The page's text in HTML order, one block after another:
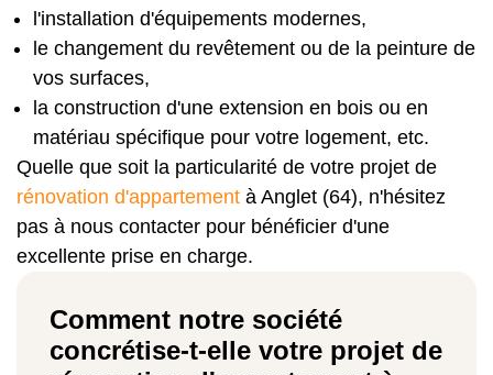
l'installation d'équipements modernes,
le changement du revêtement ou de la peinture de
vos surfaces,
la construction d'une extension en bois ou en
matériau spécifique pour votre logement, etc.
Quelle que soit la particularité de votre projet de
rénovation d'appartement à Anglet (64), n'hésitez
pas à nous contacter pour bénéficier d'une
excellente prise en charge.
Comment notre société
concrétise-t-elle votre projet de